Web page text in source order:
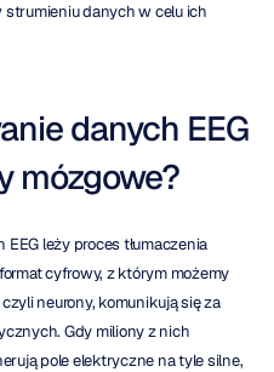
danych w celu ich
danych EEG
mózgowe?
leży proces tłumaczenia
cyfrowy, z którym możemy
neurony, komunikują się za
Gdy miliony z nich
pole elektryczne na tyle silne,